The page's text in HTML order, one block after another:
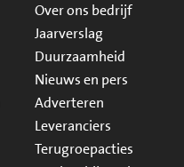
Over ons bedrijf
Jaarverslag
Duurzaamheid
Nieuws en pers
Adverteren
Leveranciers
Terugroepacties